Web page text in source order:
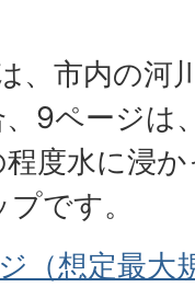
、市内の河
9ページは
度水に浸
です。
（想定最大